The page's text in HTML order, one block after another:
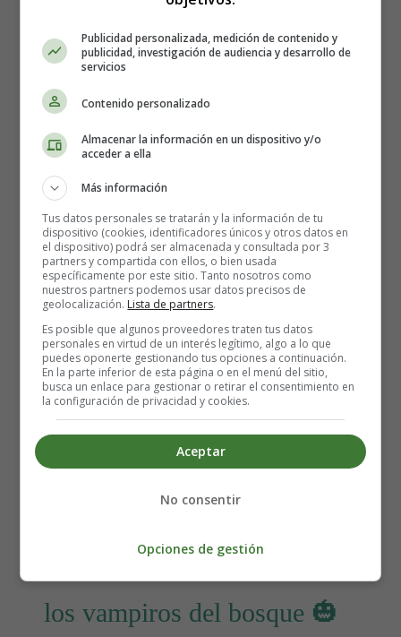
Detalles
Escrito por:Estefanía Morera
Categoría:Cuentos Halloween
Última actualización: 26 Octubre 2023
Leer más: La Travesura de la Poción de
La noche de Halloween con
los vampiros del bosque 🎃
Publicidad personalizada, medición de contenido y
publicidad, investigación de audiencia y desarrollo de
servicios
Contenido personalizado
Almacenar la información en un dispositivo y/o
acceder a ella
Más información
Tus datos personales se tratarán y la información de tu
dispositivo (cookies, identificadores únicos y otros datos en
el dispositivo) podrá ser almacenada y consultada por 3
partners y compartida con ellos, o bien usada
específicamente por este sitio. Tanto nosotros como
nuestros partners podemos usar datos precisos de
geolocalización. Lista de partners.
Es posible que algunos proveedores traten tus datos
personales en virtud de un interés legítimo, algo a lo que
puedes oponerte gestionando tus opciones a continuación.
En la parte inferior de esta página o en el menú del sitio,
busca un enlace para gestionar o retirar el consentimiento en
la configuración de privacidad y cookies.
Aceptar
No consentir
Opciones de gestión